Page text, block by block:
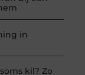
in
kil? Zo